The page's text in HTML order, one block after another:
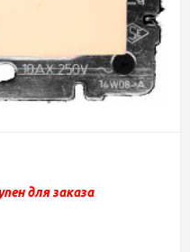
для заказа